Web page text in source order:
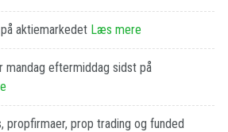
aktiemarkedet Læs mere
mandag eftermiddag sidst på
propfirmaer, prop trading og funded